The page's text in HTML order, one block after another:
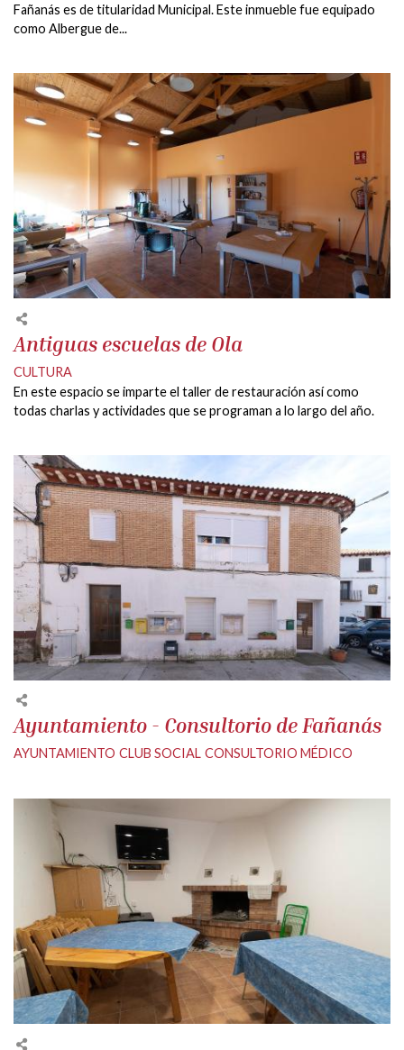
Fañanás es de titularidad Municipal. Este inmueble fue equipado
como Albergue de...
Antiguas escuelas de Ola
CULTURA
En este espacio se imparte el taller de restauración así como
todas charlas y actividades que se programan a lo largo del año.
Ayuntamiento - Consultorio de Fañanás
AYUNTAMIENTO CLUB SOCIAL CONSULTORIO MÉDICO